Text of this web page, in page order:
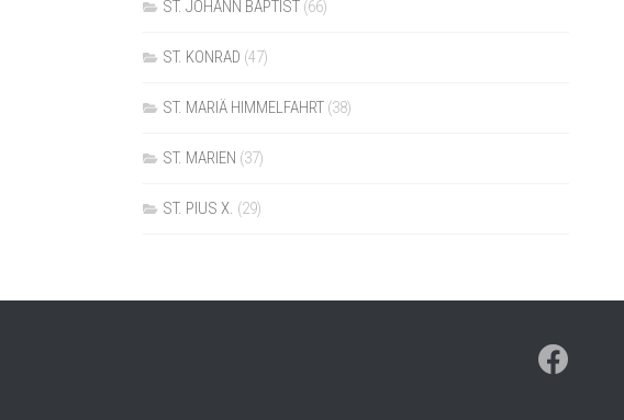
ST. JOHANN BAPTIST(66)
ST. KONRAD (47)
ST. MARIÄ HIMMELFAHRT(38)
ST. MARIEN (37)
ST. PIUS X. (29)